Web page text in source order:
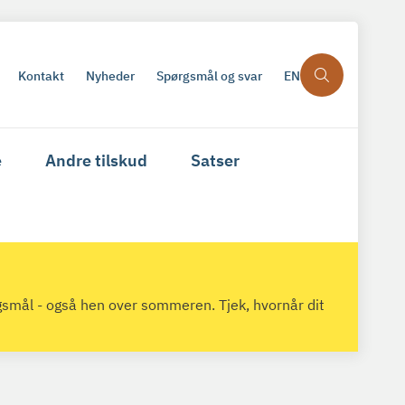
Kontakt Nyheder Spørgsmål og svar EN
Andre tilskud Satser
- også hen over sommeren. Tjek, hvornår dit